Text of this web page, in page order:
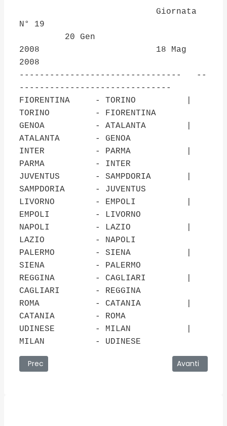
Giornata
N° 19
20 Gen
2008 18 Mag
2008
-------------------------------- --
------------------------------
FIORENTINA - TORINO |
TORINO - FIORENTINA
GENOA - ATALANTA |
ATALANTA - GENOA
INTER - PARMA |
PARMA - INTER
JUVENTUS - SAMPDORIA |
SAMPDORIA - JUVENTUS
LIVORNO - EMPOLI |
EMPOLI - LIVORNO
NAPOLI - LAZIO |
LAZIO - NAPOLI
PALERMO - SIENA |
SIENA - PALERMO
REGGINA - CAGLIARI |
CAGLIARI - REGGINA
ROMA - CATANIA |
CATANIA - ROMA
UDINESE - MILAN |
MILAN - UDINESE
Articolo precedente: 16/08/2007 - Il calendario della
Prec Articolo
Avanti